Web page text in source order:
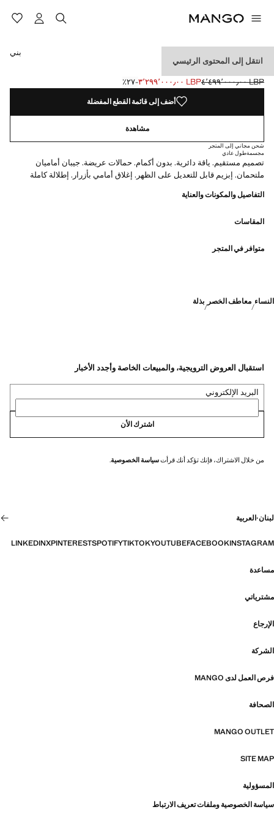
انتقل إلى المحتوى الرئيسي
صدرية بدلة بأزرار
السعر الأول محذوف [LBP ٤٬٤٩٩٬٠٠٠٫٠٠ ]
LBP ٤٬٤٩٩٬٠٠٠٫٠٠
السعر الحالي [LBP ٣٬٢٩٩٬٠٠٠٫٠٠ ] LBP ٣٬٢٩٩٬٠٠٠٫٠٠ ؜-٢٧٪؜
حدد اللون
بني
أضف إلى قائمة القطع المفضلة
مشاهدة
شحن مجاني إلى المتجر
مجسمةطول عادي
تصميم مستقيم. ياقة دائرية. بدون أكمام. حمالات عريضة. جيبان أماميان
ملتحمان. إبزيم قابل للتعديل على الظهر. إغلاق أمامي بأزرار. إطلالة كاملة
التفاصيل والمكونات والعناية
المقاسات
متوافر في المتجر
النساء معاطف الخصر بذلة
استقبال العروض الترويجية، والمبيعات الخاصة وأجدد الأخبار
البريد الإلكتروني
اشترك الأن
من خلال الاشتراك، فإنك تؤكد أنك قرأتسياسة الخصوصية.
لبنان·العربية
INSTAGRAM
FACEBOOK
YOUTUBE
TIKTOK
SPOTIFY
PINTEREST
X
LINKEDIN
مساعدة
مشترياتي
الإرجاع
الشركة
فرص العمل لدى MANGO
الصحافة
MANGO OUTLET
SITE MAP
المسؤولية
سياسة الخصوصية وملفات تعريف الارتباط